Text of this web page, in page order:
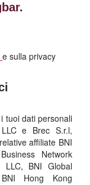
e sulla privacy
tuoi dati personali
e Brec S.r.l,
affiliate BNI
Network
LLC, BNI Global
Hong Kong